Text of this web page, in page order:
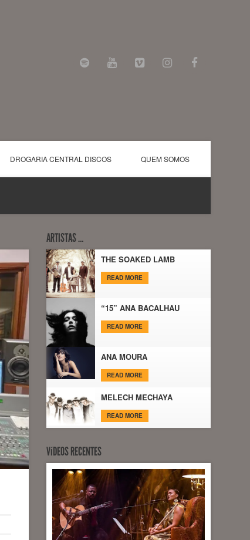
DROGARIA CENTRAL DISCOS QUEM SOMOS
ARTISTAS …
THE SOAKED LAMB
READ MORE
“15” ANA BACALHAU
READ MORE
ANA MOURA
READ MORE
MELECH MECHAYA
READ MORE
VíDEOS RECENTES